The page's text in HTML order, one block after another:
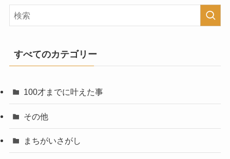
すべてのカテゴリー
100才までに叶えた事
その他
まちがいさがし